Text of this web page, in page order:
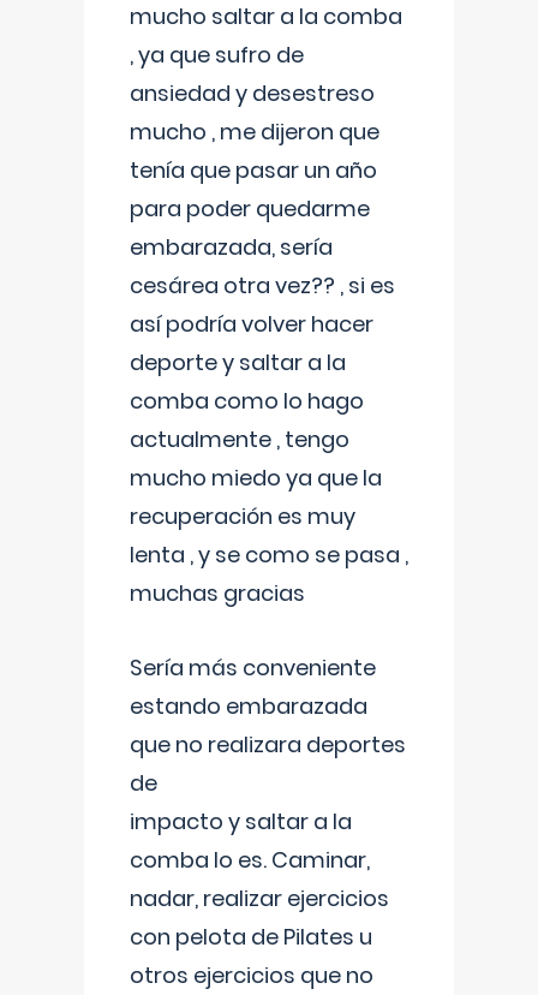
mucho saltar a la comba
, ya que sufro de
ansiedad y desestreso
mucho , me dijeron que
tenía que pasar un año
para poder quedarme
embarazada, sería
cesárea otra vez?? , si es
así podría volver hacer
deporte y saltar a la
comba como lo hago
actualmente , tengo
mucho miedo ya que la
recuperación es muy
lenta , y se como se pasa ,
muchas gracias
Sería más conveniente
estando embarazada
que no realizara deportes
de
impacto y saltar a la
comba lo es. Caminar,
nadar, realizar ejercicios
con pelota de Pilates u
otros ejercicios que no